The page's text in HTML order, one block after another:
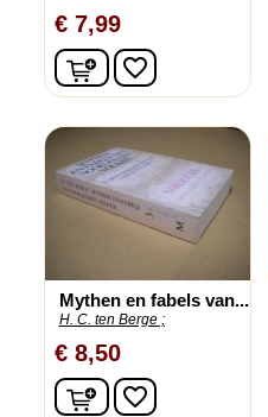
€ 7,99
In winkelwagen
favorite_border
Mythen en fabels van...
H. C. ten Berge ;
€ 8,50
In winkelwagen
favorite_border